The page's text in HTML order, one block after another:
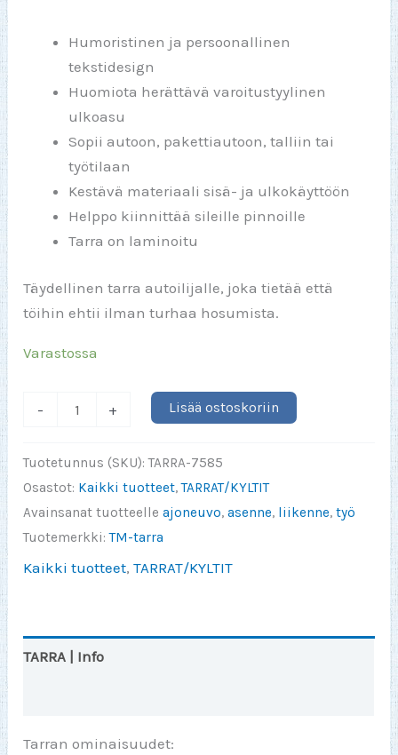
Humoristinen ja persoonallinen
tekstidesign
Huomiota herättävä varoitustyylinen
ulkoasu
Sopii autoon, pakettiautoon, talliin tai
työtilaan
Kestävä materiaali sisä- ja ulkokäyttöön
Helppo kiinnittää sileille pinnoille
Tarra on laminoitu
Täydellinen tarra autoilijalle, joka tietää että
töihin ehtii ilman turhaa hosumista.
Varastossa
-
Minulla
tarra
+ Lisää ostoskoriin
Tuotetunnus (SKU):TARRA-7585
Osastot: Kaikki tuotteet,TARRAT/KYLTIT
Avainsanat tuotteelleajoneuvo,asenne, liikenne,työ
Tuotemerkki:TM-tarra
Kaikki tuotteet,TARRAT/KYLTIT
TARRA | Info
Tarran ominaisuudet: